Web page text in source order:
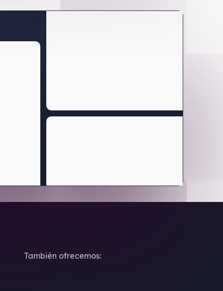
También ofrecemos: